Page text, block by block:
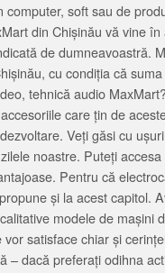
soft sau de
din Chișinău vă vine
de dumneavoastră.
cu condiția că
tehnică audio
care țin de
Veți găsi cu
noastre. Puteți
Pentru că
și la acest capitol.
modele de
satisface chiar și
– dacă preferați odihna